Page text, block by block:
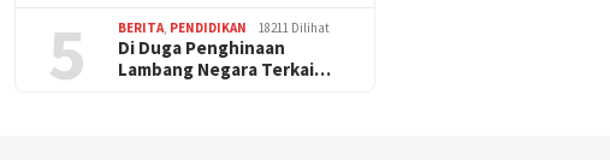
5 BERITA, PENDIDIKAN 18211 Dilihat
Di Duga Penghinaan
Lambang Negara Terkai…